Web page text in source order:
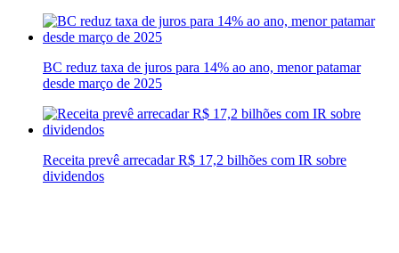
BC reduz taxa de juros para 14% ao ano, menor patamar
desde março de 2025
Receita prevê arrecadar R$ 17,2 bilhões com IR sobre
dividendos